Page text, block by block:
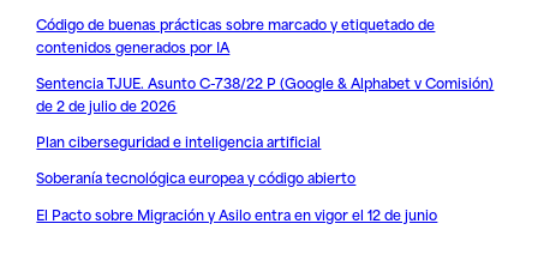
Código de buenas prácticas sobre marcado y etiquetado de
contenidos generados por IA
Sentencia TJUE. Asunto C-738/22 P (Google & Alphabet v Comisión)
de 2 de julio de 2026
Plan ciberseguridad e inteligencia artificial
Soberanía tecnológica europea y código abierto
El Pacto sobre Migración y Asilo entra en vigor el 12 de junio